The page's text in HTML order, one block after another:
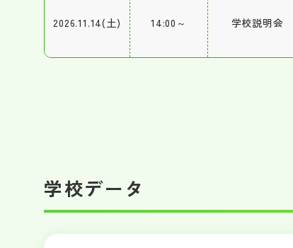
2026.11.14(土) 14:00～ 学校説明会
学校データ